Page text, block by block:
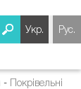
Укр. Рус.
- Покрівельні